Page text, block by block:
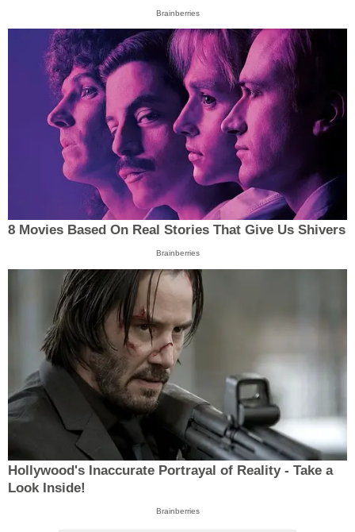
Brainberries
8 Movies Based On Real Stories That Give Us Shivers
Brainberries
Hollywood's Inaccurate Portrayal of Reality - Take a
Look Inside!
Brainberries